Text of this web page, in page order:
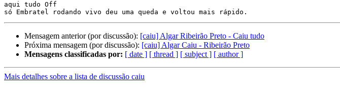
aqui tudo Off
Mensagem anterior (por discussão): [caiu] Algar Ribeirão Preto - Caiu tudo
Próxima mensagem (por discussão): [caiu] Algar Caiu - Ribeirão Preto
Mensagens classificadas por: [ date ] [ thread ] [ subject ] [ author ]
Mais detalhes sobre a lista de discussão caiu